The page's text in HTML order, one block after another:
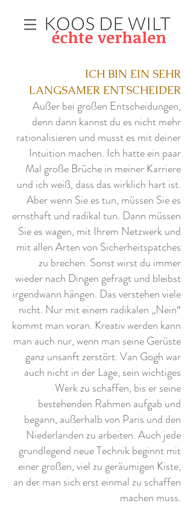
ICH BIN EIN SEHR
LANGSAMER ENTSCHEIDER
Außer bei großen Entscheidungen,
denn dann kannst du es nicht mehr
rationalisieren und musst es mit deiner
Intuition machen. Ich hatte ein paar
Mal große Brüche in meiner Karriere
und ich weiß, dass das wirklich hart ist.
Aber wenn Sie es tun, müssen Sie es
ernsthaft und radikal tun. Dann müssen
Sie es wagen, mit Ihrem Netzwerk und
mit allen Arten von Sicherheitspatches
zu brechen. Sonst wirst du immer
wieder nach Dingen gefragt und bleibst
irgendwann hängen. Das verstehen viele
nicht. Nur mit einem radikalen „Nein“
kommt man voran. Kreativ werden kann
man auch nur, wenn man seine Gerüste
ganz unsanft zerstört. Van Gogh war
auch nicht in der Lage, sein wichtiges
Werk zu schaffen, bis er seine
bestehenden Rahmen aufgab und
begann, außerhalb von Paris und den
Niederlanden zu arbeiten. Auch jede
grundlegend neue Technik beginnt mit
einer großen, viel zu geräumigen Kiste,
an der man sich erst einmal zu schaffen
machen muss.